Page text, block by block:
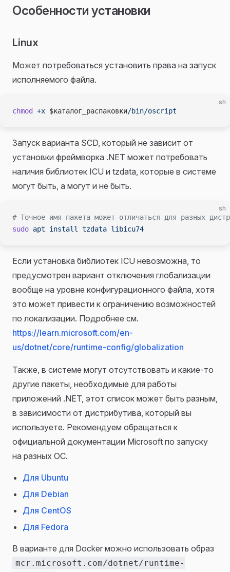
Особенности установки
Linux
Может потребоваться установить права на запуск
исполняемого файла.
sh
chmod +x $каталог_распаковки/bin/oscript
Запуск варианта SCD, который не зависит от
установки фреймворка .NET может потребовать
наличия библиотек ICU и tzdata, которые в системе
могут быть, а могут и не быть.
sh
# Точное имя пакета может отличаться для разных
sudo apt install tzdata libicu74
Если установка библиотек ICU невозможна, то
предусмотрен вариант отключения глобализации
вообще на уровне конфигурационного файла, хотя
это может привести к ограничению возможностей
по локализации. Подробнее см.
https://learn.microsoft.com/en-
us/dotnet/core/runtime-config/globalization
Также, в системе могут отсутствовать и какие-то
другие пакеты, необходимые для работы
приложений .NET, этот список может быть разным,
в зависимости от дистрибутива, который вы
используете. Рекомендуем обращаться к
официальной документации Microsoft по запуску
на разных ОС.
Для Ubuntu
Для Debian
Для CentOS
Для Fedora
В варианте для Docker можно использовать образ
mcr.microsoft.com/dotnet/runtime-